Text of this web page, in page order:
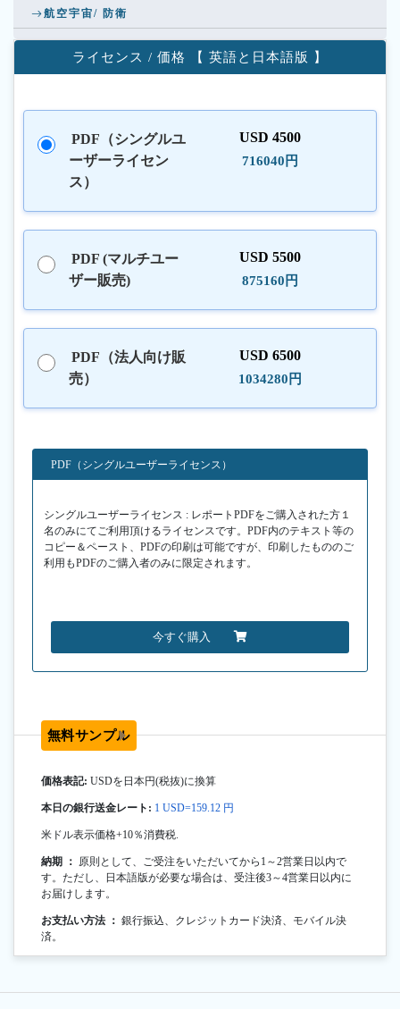
航空宇宙/ 防衛
ライセンス / 価格 【 英語と日本語版 】
PDF（シングルユ
ーザーライセン
ス）
USD 4500
716040円
PDF (マルチユー
ザー販売)
USD 5500
875160円
PDF（法人向け販
売）
USD 6500
1034280円
PDF（シングルユーザーライセンス）
シングルユーザーライセンス : レポートPDFをご購入された方１
名のみにてご利用頂けるライセンスです。PDF内のテキスト等の
コピー＆ペースト、PDFの印刷は可能ですが、印刷したもののご
利用もPDFのご購入者のみに限定されます。
今すぐ購入
無料サンプル
価格表記: USDを日本円(税抜)に換算
本日の銀行送金レート: 1 USD=159.12 円
米ドル表示価格+10％消費税.
納期 ： 原則として、ご受注をいただいてから1～2営業日以内で
す。ただし、日本語版が必要な場合は、受注後3～4営業日以内に
お届けします。
お支払い方法 ： 銀行振込、クレジットカード決済、モバイル決
済。